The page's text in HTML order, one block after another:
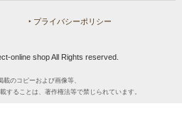
‣ プライバシーポリシー
online shop All Rights reserved.
載のコピーおよび画像等、
することは、著作権法等で禁じられています。